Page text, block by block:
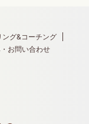
ング&コーチング
お問い合わせ